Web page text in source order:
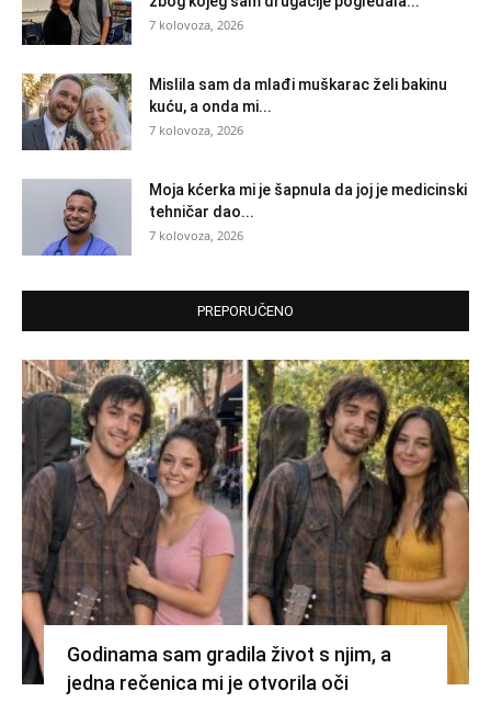
7 kolovoza, 2026
Mislila sam da mlađi muškarac želi bakinu
kuću, a onda mi...
7 kolovoza, 2026
Moja kćerka mi je šapnula da joj je medicinski
tehničar dao...
7 kolovoza, 2026
PREPORUČENO
Godinama sam gradila život s njim, a
jedna rečenica mi je otvorila oči